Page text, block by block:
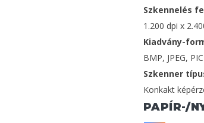
Szkennelés
1.200 dpi x
Kiadvány-
BMP, JPEG,
Szkenner
Konkakt
PAPÍR-/